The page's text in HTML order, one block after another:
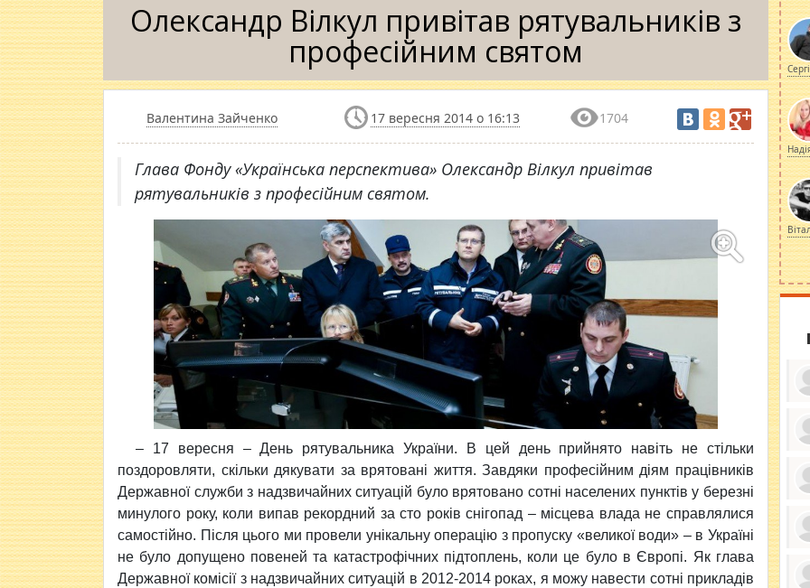
Олександр Вілкул привітав рятувальників з
професійним святом
Валентина Зайченко 17 вересня 2014 о 16:13 1704
Глава Фонду «Українська перспектива» Олександр Вілкул привітав
рятувальників з професійним святом.
– 17 вересня – День рятувальника України. В цей день прийнято навіть не стільки
поздоровляти, скільки дякувати за врятовані життя. Завдяки професійним діям працівників
Державної служби з надзвичайних ситуацій було врятовано сотні населених пунктів у березні
минулого року, коли випав рекордний за сто років снігопад – місцева влада не справлялися
самостійно. Після цього ми провели унікальну операцію з пропуску «великої води» – в Україні
не було допущено повеней та катастрофічних підтоплень, коли це було в Європі. Як глава
Державної комісії з надзвичайних ситуацій в 2012-2014 роках, я можу навести сотні прикладів